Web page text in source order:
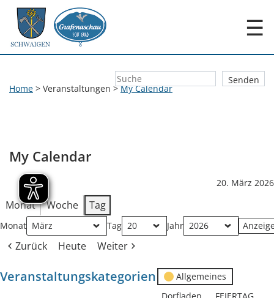
☰
Home > Veranstaltungen >My Calendar
My Calendar
20. März 2026
Monat Woche Tag
Monat Tag Jahr
Zurück Heute Weiter
Veranstaltungskategorien
Allgemeines